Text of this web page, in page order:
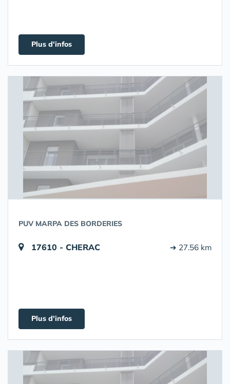
Plus d'infos
PUV MARPA DES BORDERIES
17610 - CHERAC ➔ 27.56 km
Plus d'infos